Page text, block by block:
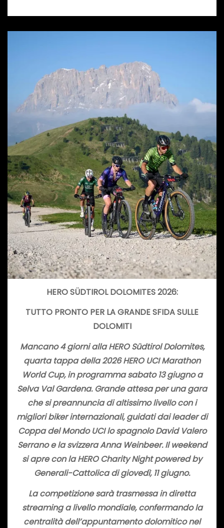
HERO SÜDTIROL DOLOMITES 2026:
TUTTO PRONTO PER LA GRANDE SFIDA SULLE
DOLOMITI
Mancano 4 giorni alla HERO Südtirol Dolomites,
quarta tappa della 2026 HERO UCI Marathon
World Cup, in programma sabato 13 giugno a
Selva Val Gardena. Grande attesa per una gara
che si preannuncia di altissimo livello con i
migliori biker internazionali, guidati dai leader di
Coppa del Mondo UCI lo spagnolo David Valero
Serrano e la svizzera Anna Weinbeer. Il weekend
si apre con la HERO Charity Night powered by
Generali-Cattolica di giovedì, 11 giugno.
La competizione sarà trasmessa in diretta
streaming a livello mondiale, confermando la
centralità dell’appuntamento dolomitico nel